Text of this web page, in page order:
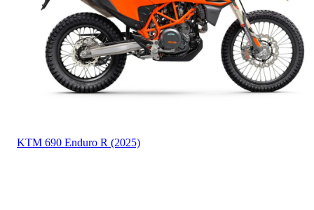
KTM 690 Enduro R (2025)